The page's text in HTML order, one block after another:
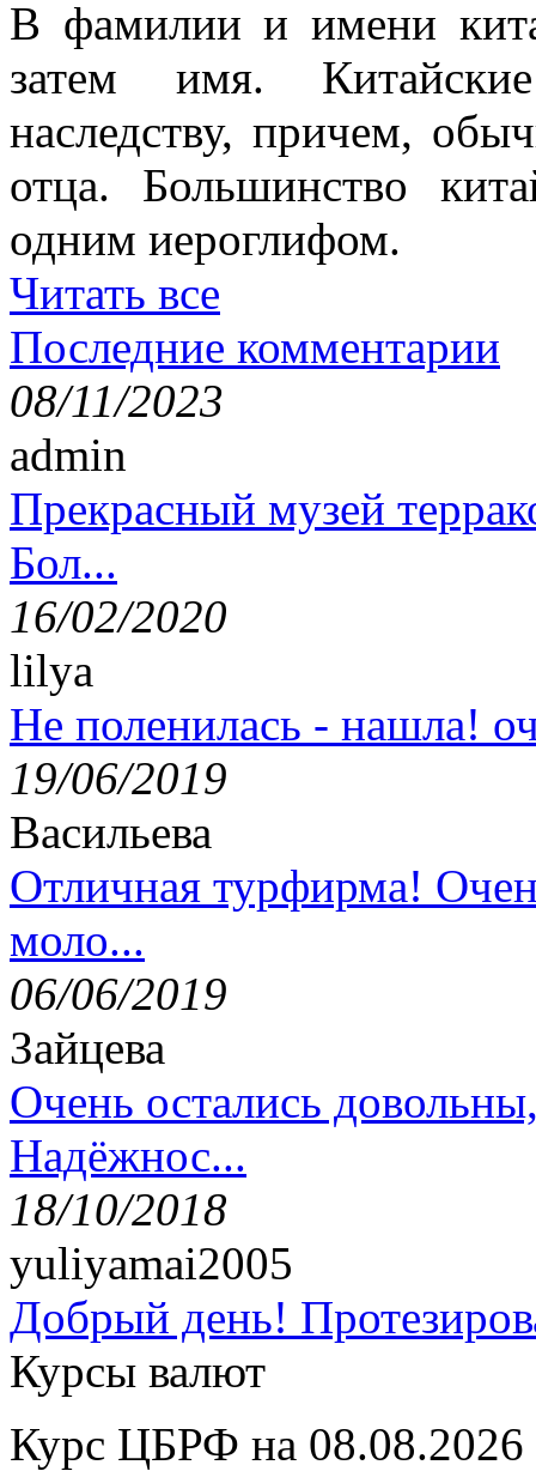
В фамилии и имени
затем имя.
наследству, причем,
отца. Большинство
одним иероглифом.
Читать все
Последние комментарии
08/11/2023
admin
Прекрасный музей
Бол...
16/02/2020
lilya
Не поленилась - нашла!
19/06/2019
Васильева
Отличная турфирма!
моло...
06/06/2019
Зайцева
Очень остались
Надёжнос...
18/10/2018
yuliyamai2005
Добрый день!
Курсы валют
Курс ЦБРФ на 08.08.2026